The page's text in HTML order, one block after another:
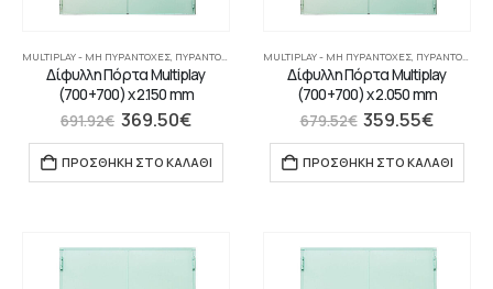
MULTIPLAY - ΜΗ ΠΥΡΆΝΤΟΧΕΣ ΠΥΡΆΝΤΟΧΕΣ ΠΌΡΤΕΣ
Δίφυλλη Πόρτα Multiplay
(700+700) x 2.150 mm
691.92€ 369.50€
ΠΡΟΣΘΉΚΗ ΣΤΟ ΚΑΛΆΘΙ
MULTIPLAY - ΜΗ ΠΥΡΆΝΤΟΧΕΣ ΠΥΡΆΝΤΟΧΕΣ ΠΌΡΤΕΣ
Δίφυλλη Πόρτα Multiplay
(700+700) x 2.050 mm
679.52€ 359.55€
ΠΡΟΣΘΉΚΗ ΣΤΟ ΚΑΛΆΘΙ